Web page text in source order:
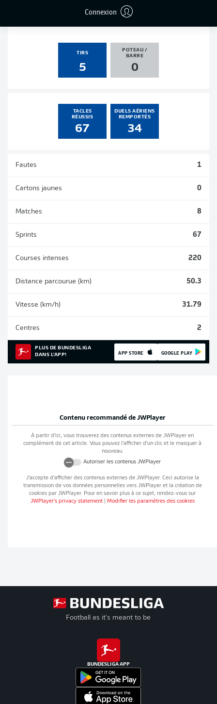
Connexion
0 0
TIRS
5
POTEAU /
BARRE
0
TACLES
RÉUSSIS
67
DUELS AÉRIENS
REMPORTÉS
34
Fautes 1
Cartons jaunes 0
Matches 8
Sprints 67
Courses intenses 220
Distance parcourue (km) 50.3
Vitesse (km/h) 31.79
Centres 2
PLUS DE BUNDESLIGA
DANS L'APP!
APP STORE GOOGLE PLAY
Contenu recommandé de JWPlayer
À partir d’ici, vous trouverez des contenus externes de JWPlayer en
complément de cet article. Vous pouvez l’afficher d’un clic et le masquer à
nouveau.
Autoriser les contenus JWPlayer
J’accepte d’afficher des contenus externes de JWPlayer. Ceci autorise la
transmission de vos données personnelles vers JWPlayeret la création de
cookies par JWPlayer. Pour en savoir plus à ce sujet, rendez-vous sur
JWPlayer's privacy statement| Modifier les paramètres des cookies
Football as it's meant to be
BUNDESLIGA APP